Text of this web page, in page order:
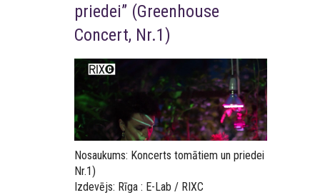
priedei” (Greenhouse
Concert, Nr.1)
Nosaukums: Koncerts tomātiem un priedei
Nr.1)
Izdevējs: Rīga : E-Lab / RIXC